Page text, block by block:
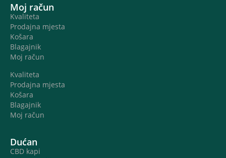
Moj račun
Kvaliteta
Prodajna mjesta
Košara
Blagajnik
Moj račun
Kvaliteta
Prodajna mjesta
Košara
Blagajnik
Moj račun
Dućan
CBD kapi